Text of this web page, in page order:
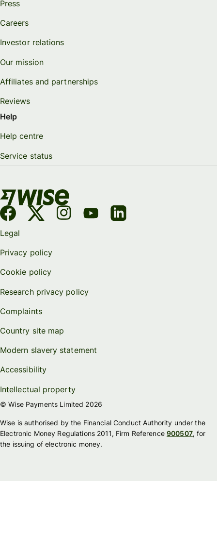
Press
Careers
Investor relations
Our mission
Affiliates and partnerships
Reviews
Help
Help centre
Service status
Legal
Privacy policy
Cookie policy
Research privacy policy
Complaints
Country site map
Modern slavery statement
Accessibility
Intellectual property
© Wise Payments Limited 2026
Wise is authorised by the Financial Conduct Authority under the
Electronic Money Regulations 2011, Firm Reference900507, for
the issuing of electronic money.